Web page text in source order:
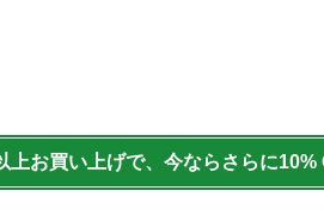
上お買い上げで、今ならさらに10%